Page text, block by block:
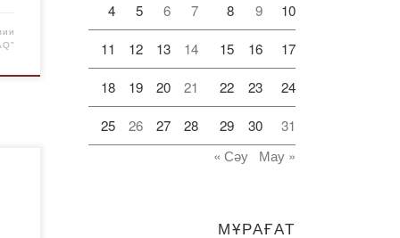
4 5 6 7 8 9 10
11 12 13 14 15 16 17
18 19 20 21 22 23 24
25 26 27 28 29 30
31
« Сәу
Мау »
МҰРАҒАТ